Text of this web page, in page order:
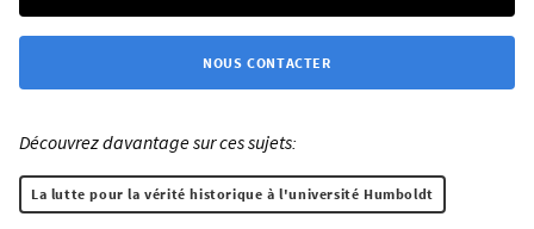
NOUS CONTACTER
Découvrez davantage sur ces sujets:
La lutte pour la vérité historique à l'université Humboldt